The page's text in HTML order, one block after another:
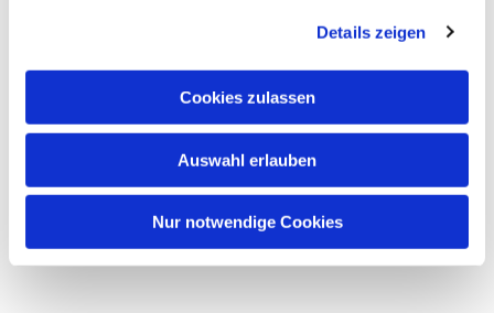
Details zeigen
Cookies zulassen
Auswahl erlauben
Nur notwendige Cookies